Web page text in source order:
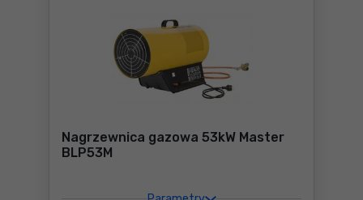
Nagrzewnica gazowa 53kW Master
BLP53M